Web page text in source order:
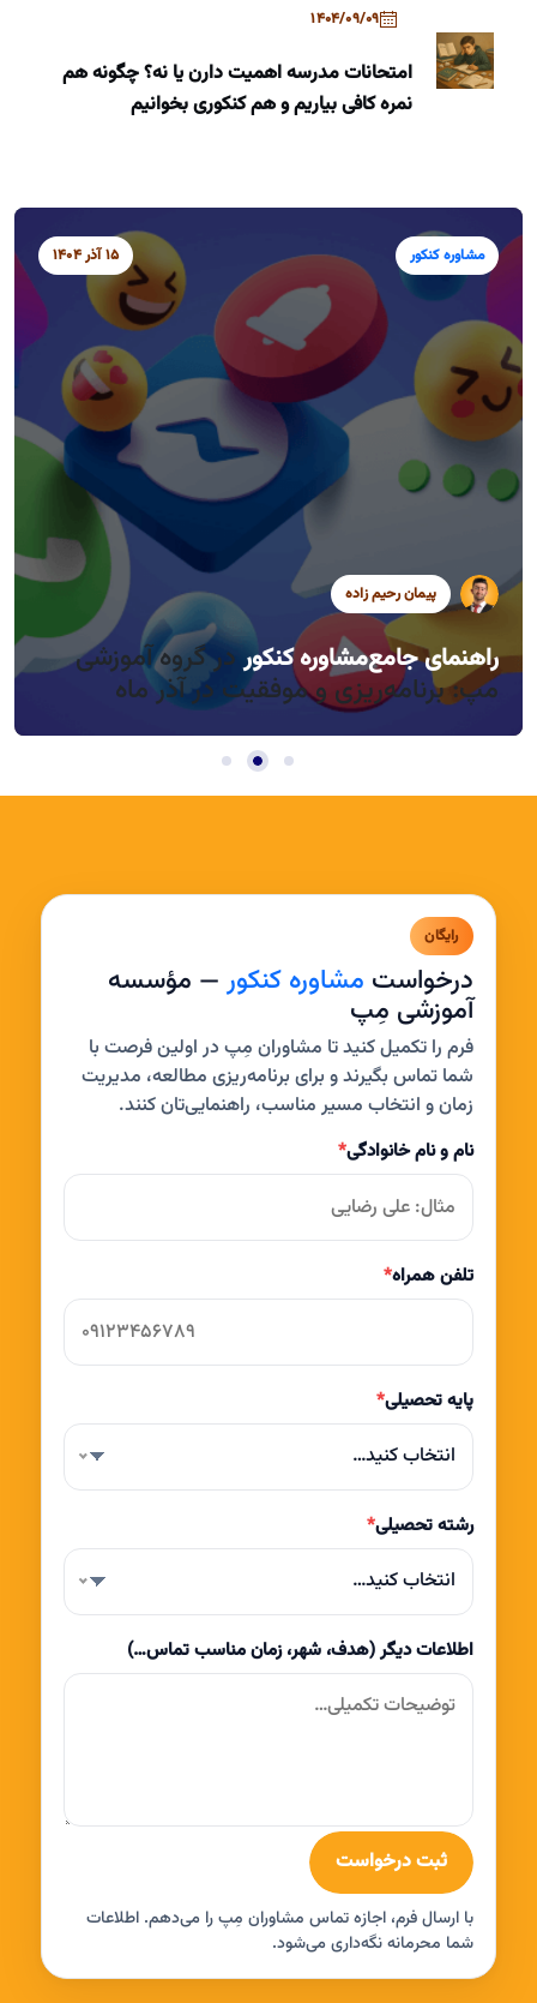
1404/09/09
امتحانات مدرسه اهمیت دارن یا نه؟ چگونه هم
نمره کافی بیاریم و هم کنکوری بخوانیم
سید محمد موسوی
مدیریت خواب و بی‌حوصلگی در این فصل
مشاوره کنکور 15 آذر 1404
پیمان رحیم زاده
راهنمای جامعمشاوره کنکوردر گروه آموزشی
مپ: برنامه‌ریزی و موفقیت در آذر ماه
سید محمد موسوی
راندمان بالا در روزهای کوتاه آذر، چطور؟
رایگان
درخواست مشاوره کنکور— مؤسسه
آموزشی مِپ
فرم را تکمیل کنید تا مشاوران مِپ در اولین فرصت با
شما تماس بگیرند و برای برنامه‌ریزی مطالعه، مدیریت
زمان و انتخاب مسیر مناسب، راهنمایی‌تان کنند.
نام و نام خانوادگی*
تلفن همراه*
پایه تحصیلی*
انتخاب کنید…
رشته تحصیلی*
انتخاب کنید…
اطلاعات دیگر (هدف، شهر، زمان مناسب تماس…)
ثبت درخواست
با ارسال فرم، اجازه تماس مشاوران مِپ را می‌دهم. اطلاعات
شما محرمانه نگه‌داری می‌شود.